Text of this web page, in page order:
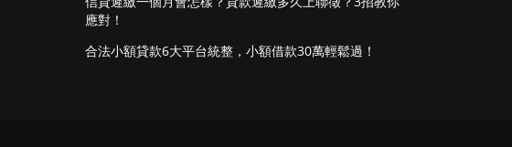
應對！
合法小額貸款6大平台統整，小額借款30萬輕鬆過！